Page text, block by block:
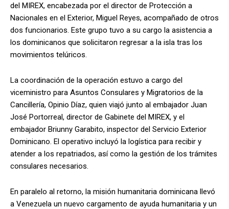
del MIREX, encabezada por el director de Protección a
Nacionales en el Exterior, Miguel Reyes, acompañado de otros
dos funcionarios. Este grupo tuvo a su cargo la asistencia a
los dominicanos que solicitaron regresar a la isla tras los
movimientos telúricos.
La coordinación de la operación estuvo a cargo del
viceministro para Asuntos Consulares y Migratorios de la
Cancillería, Opinio Díaz, quien viajó junto al embajador Juan
José Portorreal, director de Gabinete del MIREX, y el
embajador Briunny Garabito, inspector del Servicio Exterior
Dominicano. El operativo incluyó la logística para recibir y
atender a los repatriados, así como la gestión de los trámites
consulares necesarios.
En paralelo al retorno, la misión humanitaria dominicana llevó
a Venezuela un nuevo cargamento de ayuda humanitaria y un